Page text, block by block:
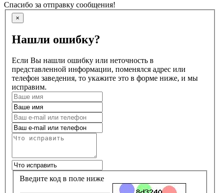
Спасибо за отправку сообщения!
×
Нашли ошибку?
Если Вы нашли ошибку или неточность в
представленной информации, поменялся адрес или
телефон заведения, то укажите это в форме ниже, и мы
исправим.
Введите код в поле ниже